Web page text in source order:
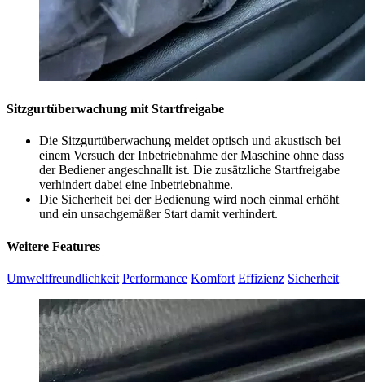
Sitzgurtüberwachung mit Startfreigabe
Die Sitzgurtüberwachung meldet optisch und akustisch bei
einem Versuch der Inbetriebnahme der Maschine ohne dass
der Bediener angeschnallt ist. Die zusätzliche Startfreigabe
verhindert dabei eine Inbetriebnahme.
Die Sicherheit bei der Bedienung wird noch einmal erhöht
und ein unsachgemäßer Start damit verhindert.
Weitere Features
Umweltfreundlichkeit Performance Komfort Effizienz Sicherheit